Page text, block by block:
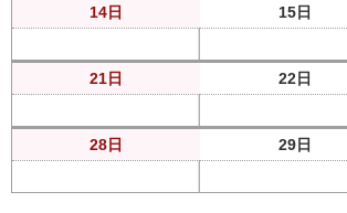
14日 15日
21日 22日
28日 29日